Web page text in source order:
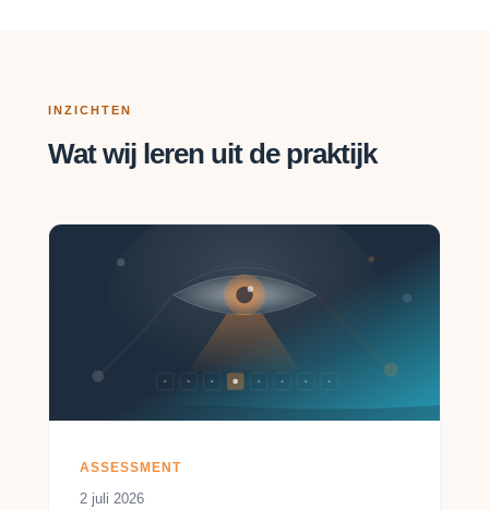
INZICHTEN
Wat wij leren uit de praktijk
ASSESSMENT
2 juli 2026